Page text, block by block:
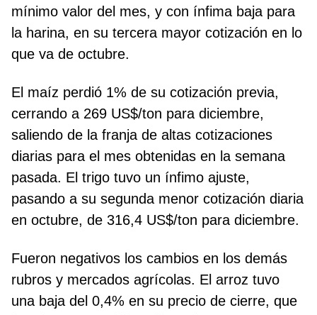
mínimo valor del mes, y con ínfima baja para
la harina, en su tercera mayor cotización en lo
que va de octubre.
El maíz perdió 1% de su cotización previa,
cerrando a 269 US$/ton para diciembre,
saliendo de la franja de altas cotizaciones
diarias para el mes obtenidas en la semana
pasada. El trigo tuvo un ínfimo ajuste,
pasando a su segunda menor cotización diaria
en octubre, de 316,4 US$/ton para diciembre.
Fueron negativos los cambios en los demás
rubros y mercados agrícolas. El arroz tuvo
una baja del 0,4% en su precio de cierre, que